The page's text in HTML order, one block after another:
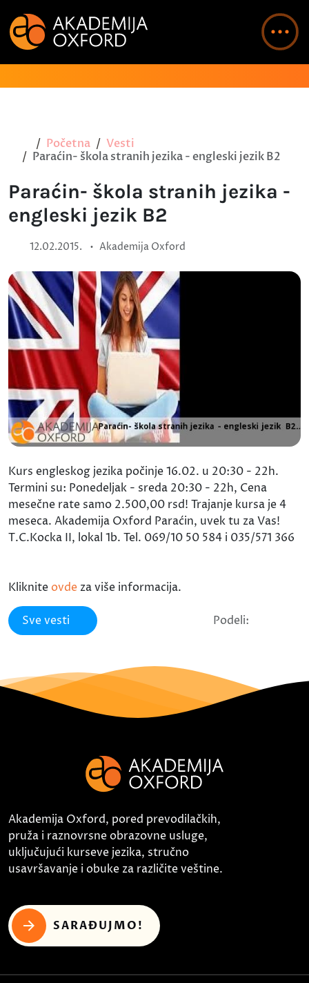
Početna
Vesti
Paraćin- škola stranih jezika - engleski jezik B2
Paraćin- škola stranih jezika -
engleski jezik B2
12.02.2015. • Akademija Oxford
Kurs engleskog jezika počinje 16.02. u 20:30 - 22h.
Termini su: Ponedeljak - sreda 20:30 - 22h, Cena
mesečne rate samo 2.500,00 rsd! Trajanje kursa je 4
meseca. Akademija Oxford Paraćin, uvek tu za Vas!
T.C.Kocka II, lokal 1b. Tel. 069/10 50 584 i 035/571 366
Kliknite ovde za više informacija.
Sve vesti Podeli:
Akademija Oxford, pored prevodilačkih,
pruža i raznovrsne obrazovne usluge,
uključujući kurseve jezika, stručno
usavršavanje i obuke za različite veštine.
SARAĐUJMO!